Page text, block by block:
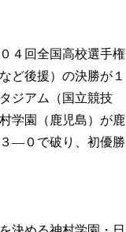
４回全国高校選手権
ど後援）の決勝が１
ジアム（国立競技
学園（鹿児島）が鹿
―０で破り、初優勝